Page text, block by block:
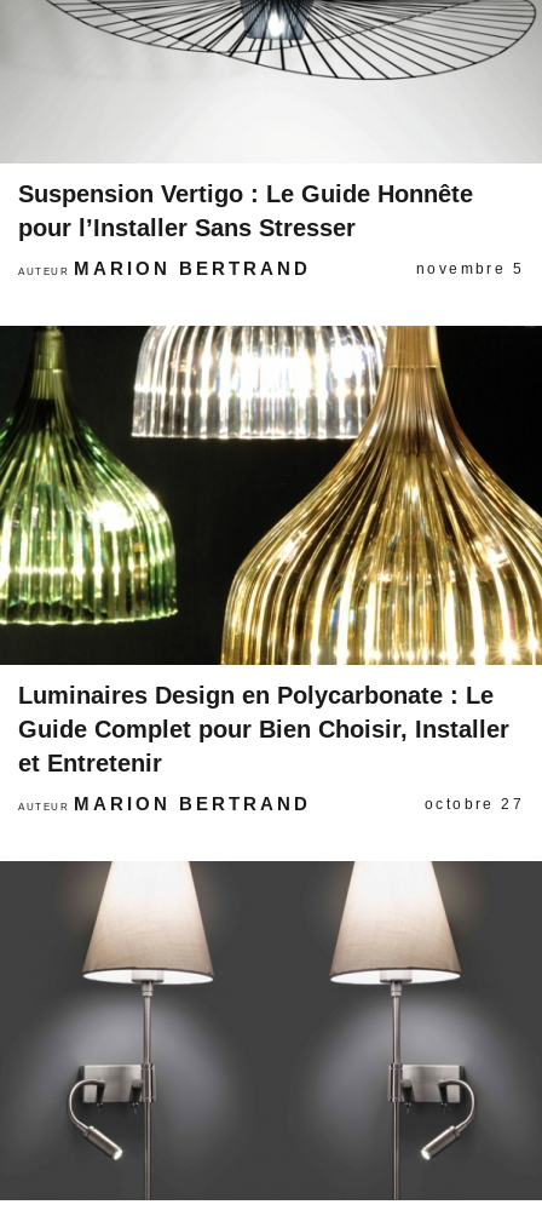
Suspension Vertigo : Le Guide Honnête
pour l’Installer Sans Stresser
AUTEUR MARION BERTRAND novembre 5
Luminaires Design en Polycarbonate : Le
Guide Complet pour Bien Choisir, Installer
et Entretenir
AUTEUR MARION BERTRAND octobre 27